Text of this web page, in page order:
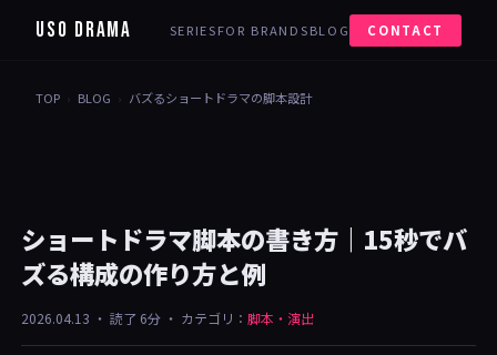
USO DRAMA SERIESFOR BRANDSBLOG CONTACT
TOP › BLOG › バズるショートドラマの脚本設計
ショートドラマ脚本の書き方｜15秒でバ
ズる構成の作り方と例
2026.04.13 ・ 読了 6分 ・ カテゴリ：脚本・演出